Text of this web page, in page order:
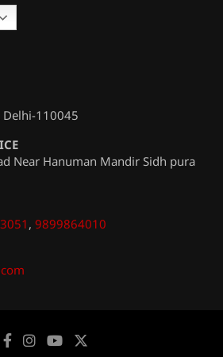
110045
Near Hanuman Mandir Sidh pura
, 9899864010